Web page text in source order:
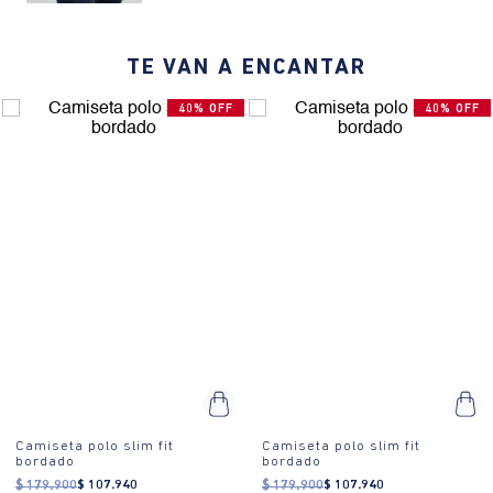
¿Cómo se usa?:Ideal para eventos casuales, reuniones informales
diferentes ocasiones.
TE VAN A ENCANTAR
40% OFF
Camiseta polo slim fit
bordado
$ 179.900$ 107.940
40% OFF
Camiseta polo slim fit
bordado
$ 179.900$ 107.940